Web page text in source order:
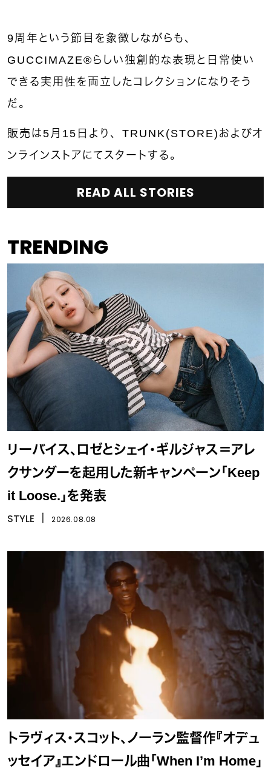
9周年という節目を象徴しながらも、
GUCCIMAZE®︎らしい独創的な表現と日常使い
できる実用性を両立したコレクションになりそう
だ。
販売は5月15日より、TRUNK(STORE)およびオ
ンラインストアにてスタートする。
READ ALL STORIES
TRENDING
リーバイス、ロゼとシェイ・ギルジャス＝アレ
クサンダーを起用した新キャンペーン「Keep
it Loose.」を発表
STYLE 2026.08.08
トラヴィス・スコット、ノーラン監督作『オデュ
ッセイア』エンドロール曲「When I’m Home」